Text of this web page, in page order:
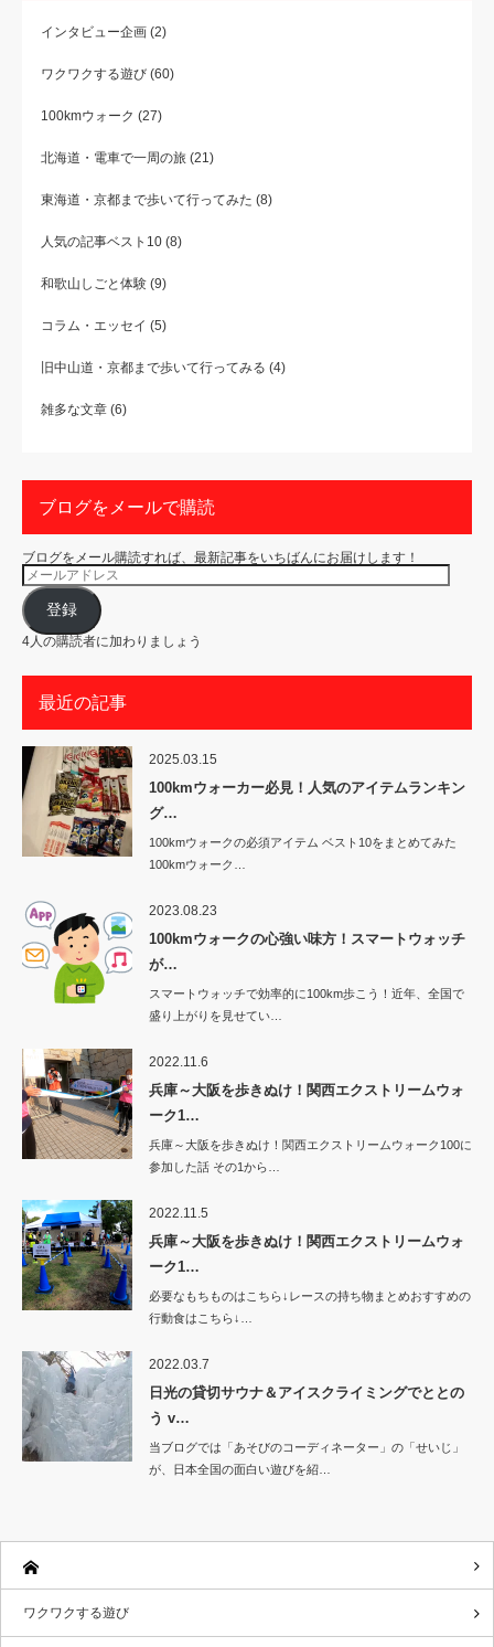
インタビュー企画 (2)
ワクワクする遊び (60)
100kmウォーク (27)
北海道・電車で一周の旅 (21)
東海道・京都まで歩いて行ってみた (8)
人気の記事ベスト10 (8)
和歌山しごと体験 (9)
コラム・エッセイ (5)
旧中山道・京都まで歩いて行ってみる (4)
雑多な文章 (6)
ブログをメールで購読
ブログをメール購読すれば、最新記事をいちばんにお届けします！
メ
ー
ル
ア
ド
レ
ス
登録
4人の購読者に加わりましょう
最近の記事
2025.03.15
100kmウォーカー必見！人気のアイテムランキン
グ…
100kmウォークの必須アイテム ベスト10をまとめてみた
100kmウォーク…
2023.08.23
100kmウォークの心強い味方！スマートウォッチ
が…
スマートウォッチで効率的に100km歩こう！近年、全国で
盛り上がりを見せてい…
2022.11.6
兵庫～大阪を歩きぬけ！関西エクストリームウォ
ーク1…
兵庫～大阪を歩きぬけ！関西エクストリームウォーク100に
参加した話 その1から…
2022.11.5
兵庫～大阪を歩きぬけ！関西エクストリームウォ
ーク1…
必要なもちものはこちら↓レースの持ち物まとめおすすめの
行動食はこちら↓…
2022.03.7
日光の貸切サウナ＆アイスクライミングでととの
う v…
当ブログでは「あそびのコーディネーター」の「せいじ」
が、日本全国の面白い遊びを紹…
ワクワクする遊び